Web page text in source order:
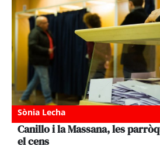
Sònia Lecha
Canillo i la Massana, les
el cens